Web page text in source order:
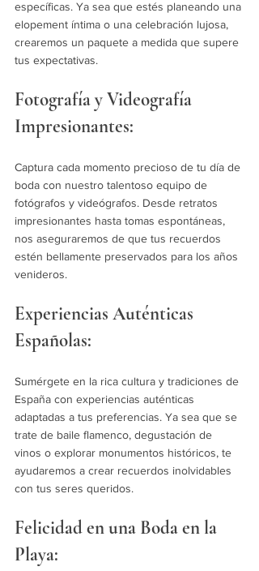
específicas. Ya sea que estés planeando una
elopement íntima o una celebración lujosa,
crearemos un paquete a medida que supere
tus expectativas.
Fotografía y Videografía
Impresionantes:
Captura cada momento precioso de tu día de
boda con nuestro talentoso equipo de
fotógrafos y videógrafos. Desde retratos
impresionantes hasta tomas espontáneas,
nos aseguraremos de que tus recuerdos
estén bellamente preservados para los años
venideros.
Experiencias Auténticas
Españolas:
Sumérgete en la rica cultura y tradiciones de
España con experiencias auténticas
adaptadas a tus preferencias. Ya sea que se
trate de baile flamenco, degustación de
vinos o explorar monumentos históricos, te
ayudaremos a crear recuerdos inolvidables
con tus seres queridos.
Felicidad en una Boda en la
Playa: